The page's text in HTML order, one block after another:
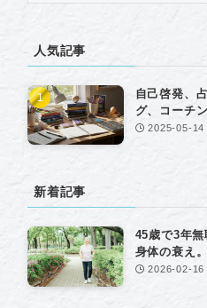
ブ人気記事
自己啓発、
グ、コーチ
2025-05-14
新着記事
45歳で3年無
身体の衰え
2026-02-16